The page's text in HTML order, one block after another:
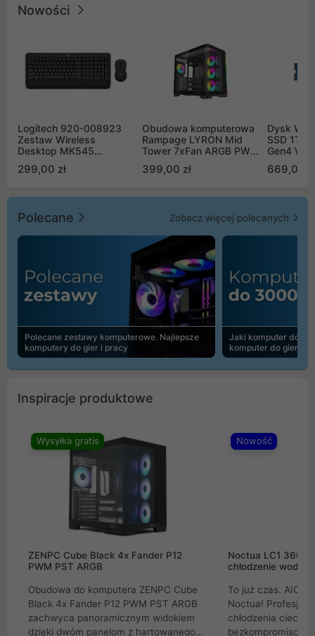
Nowości
Logitech 920-008923
Zestaw Wireless
Desktop MK545
299,00 zł
Obudowa komputerowa
Rampage LYRON Mid
Tower 7xFan ARGB PWM
399,00 zł
Dysk WD
SSD 1TB
Gen4
669,00
Polecane Zobacz więcej polecanych
Polecane zestawy komputerowe. Najlepsze
komputery do gier i pracy
Jaki komputer do
komputer do gier |
Inspiracje produktowe
Wysyłka gratis
ZENPC Cube Black 4x Fander P12
PWM PST ARGB
Obudowa do komputera ZENPC Cube
Black 4x Fander P12 PWM PST ARGB
zachwyca panoramicznym widokiem
dzięki dwóm panelom z hartowanego
Nowość
Noctua LC1
chłodzenie wodne
To już czas. AIO
Noctua!
chłodzenia cieczą